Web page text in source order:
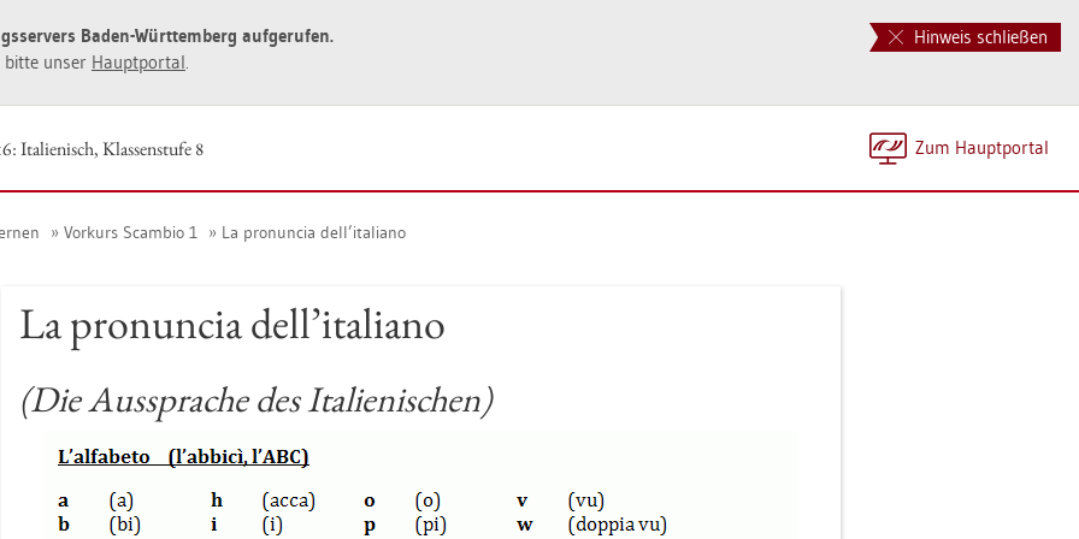
Hinweis schließen
Baden-Würt­tem­berg auf­ge­ru­fen.
bitte unser Haupt­por­tal.
Zum Haupt­por­tal
Ita­lie­nisch, Klas­sen­stu­fe 8
Vor­kurs Scam­bio 1 La pro­nun­cia dell’ita­lia­no
La pro­nun­cia dell’ita­lia­no
(Die Aus­spra­che des Ita­lie­ni­schen)